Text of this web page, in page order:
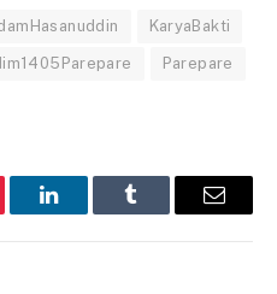
KaryaBakti
Parepare
LinkedInTumblr Email